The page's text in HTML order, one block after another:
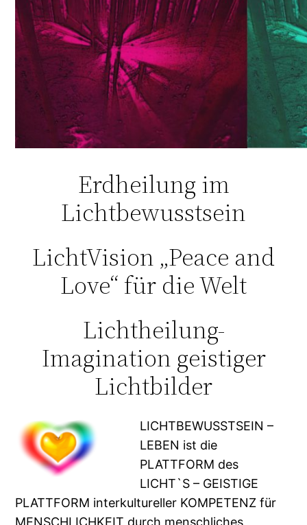
Erdheilung im
Lichtbewusstsein
LichtVision „Peace and
Love“ für die Welt
Lichtheilung-
Imagination geistiger
Lichtbilder
LICHTBEWUSSTSEIN –
LEBEN ist die
PLATTFORM des
LICHT`S – GEISTIGE
PLATTFORM interkultureller KOMPETENZ für
MENSCHLICHKEIT durch menschliches